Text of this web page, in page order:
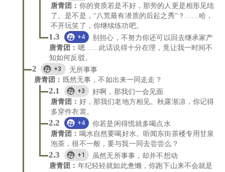
唐青团 ： 你的资质若是不好，那旁的人更是相形见绌
了。是不是，“八荒最有潜质的后起之秀”？……哈，
不开玩笑了，你继续练功吧。
1.3 +4
别担心，不努力你还可以回去继承家产
唐青团 ： 嗯……此话说得十分在理，竟让我一时间不
知如何反驳。
2 +3
无所事事
唐青团 ： 既然无事，不如出来一同走走？
2.1 +3
好啊，那我们一会见面
唐青团 ： 好，那我们老地方相见。秋露渐凉，你记得
多穿件衣裳。
2.2 +4
你若是闲得慌就多喝点水
唐青团 ： 喝水自然要喝好水。听闻东街茶楼专用甘泉
泡茶，很不一般，要与我一同去尝尝么？
2.3 +1
虽然无所事事，却并不想动
唐青团 ： 年纪轻轻就如此惫懒，你跑下山来不会就是